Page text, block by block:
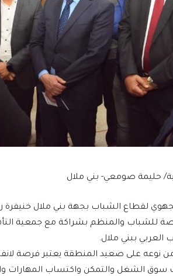
حليمة صومعي- بني ملال
لقطاع الشباب بجهة بني ملال
العربي ببني ملال.
الشغل والتمكن واكتساب المهارات